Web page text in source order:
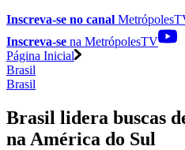
Inscreva-se no canal
Inscreva-se na MetrópolesTV
Página Inicial
Brasil
Brasil
Brasil lidera buscas
na América do Sul